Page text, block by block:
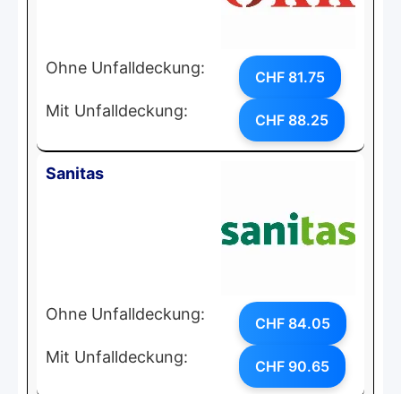
Ohne Unfalldeckung: CHF 81.75
Mit Unfalldeckung: CHF 88.25
Sanitas
Ohne Unfalldeckung: CHF 84.05
Mit Unfalldeckung: CHF 90.65